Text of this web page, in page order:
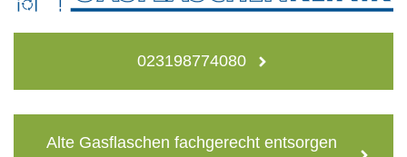
023198774080
Alte Gasflaschen fachgerecht entsorgen